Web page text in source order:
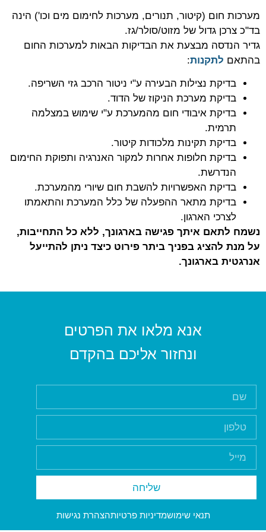
מערכות חום (קיטור, תנורים, מערכות לחימום מים וכו') הינה
בד"כ צרכן גדול של מזוט/סולר/גז.
גדיר הנדסה מבצעת את הבדיקות הבאות למערכות החום
בהתאם לתקנות:
בדיקת נצילות הבעירה ע"י ניטור הרכב גזי השריפה.
בדיקת מערכת הניקוז של הדוד.
בדיקת איבודי חום מהמערכת ע"י שימוש במצלמה
תרמית.
בדיקת תקינות מלכודות קיטור.
בדיקת חלופות אחרות למקור האנרגיה ותפוקת החימום
הנדרשת.
בדיקת האפשרויות להשבת חום שיורי מהמערכת.
בדיקת מתאר ההפעלה של כלל המערכת והתאמתו
לצרכי הארגון.
נשמח לתאם איתך פגישה בארגונך, ללא כל התחייבות,
על מנת להציג בפניך ביתר פירוט כיצד ניתן להתייעל
אנרגטית בארגונך.
אנא מלאו את הפרטים
ונחזור אליכם בהקדם
שליחה
תנאי שימושמדיניות פרטיותהצהרת נגישות